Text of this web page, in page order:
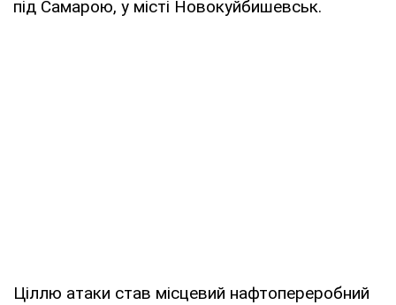
під Самарою, у місті Новокуйбишевськ.
Ціллю атаки став місцевий нафтопереробний